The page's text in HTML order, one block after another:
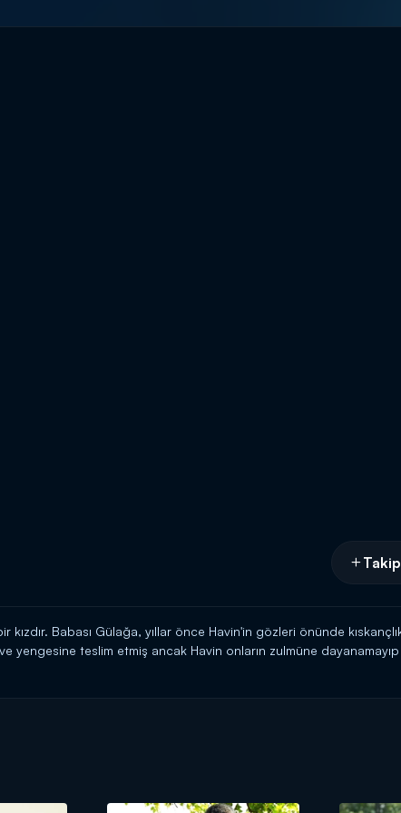
kızdır. Babası Gülağa, yıllar önce Havin'in gözleri önünde
ve yengesine teslim etmiş ancak Havin onların zulmüne